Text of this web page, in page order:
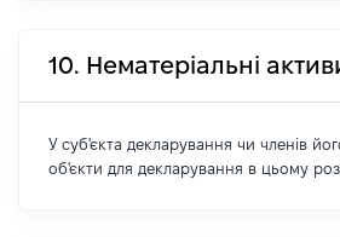
10. Нематеріальні
У суб'єкта декларування чи членів його
об'єкти для декларування в цьому